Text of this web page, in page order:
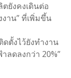
ยังคงเดินต่อ
าน” ที่เพิ่มขึ้น
ดตั้งไว้ยังทำงาน
ลดลงกว่า 20%”